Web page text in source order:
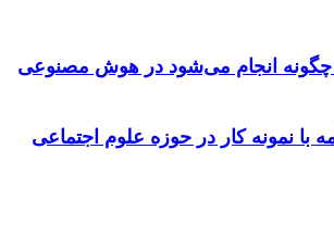
انجام می‌شود در هوش مصنوعی
نمونه کار در حوزه علوم اجتماعی